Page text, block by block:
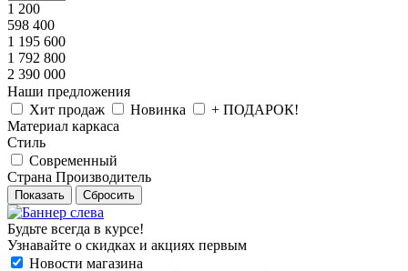
1 200
598 400
1 195 600
1 792 800
2 390 000
Наши предложения
Хит продаж
Новинка
+ ПОДАРОК!
Материал каркаса
Стиль
Современный
Страна Производитель
Показать Сбросить
Будьте всегда в курсе!
Узнавайте о скидках и акциях первым
Новости магазина